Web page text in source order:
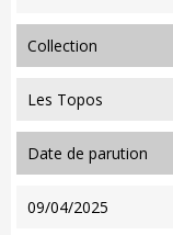
collection
Les Topos
date de parution
09/04/2025